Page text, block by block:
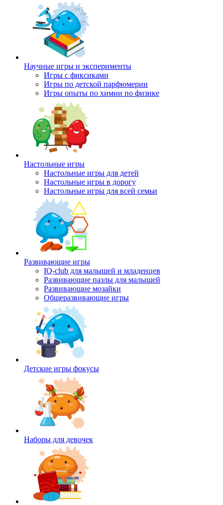
Научные игры и эксперименты
Игры с фиксиками
Игры по детской парфюмерии
Игры опыты по химии по физике
Настольные игры
Настольные игры для детей
Настольные игры в дорогу
Настольные игры для всей семьи
Развивающие игры
IQ-club для малышей и младенцев
Развивающие пазлы для малышей
Развивающие мозайки
Общеразвивающие игры
Детские игры фокусы
Наборы для девочек